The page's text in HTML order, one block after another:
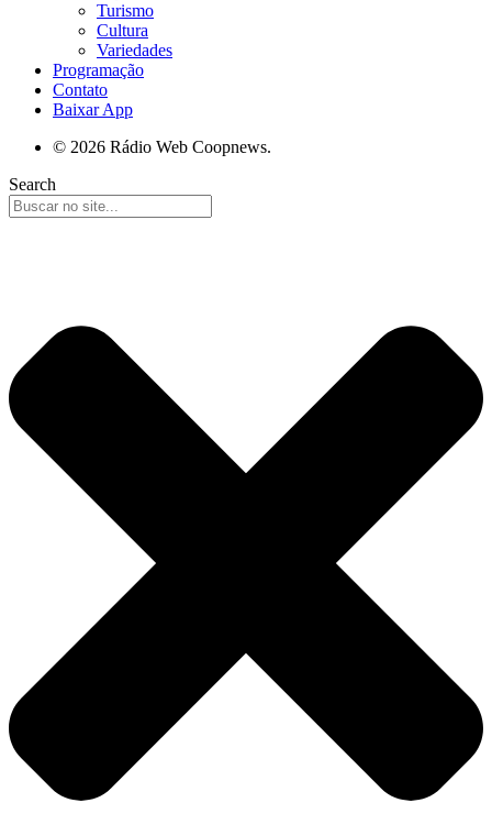
Turismo
Cultura
Variedades
Programação
Contato
Baixar App
© 2026 Rádio Web Coopnews.
Search